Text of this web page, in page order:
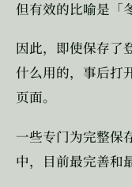
但有效的比喻是「
因此，即使保存了
什么用的，事后打
页面。
一些专门为完整保
中，目前最完善和